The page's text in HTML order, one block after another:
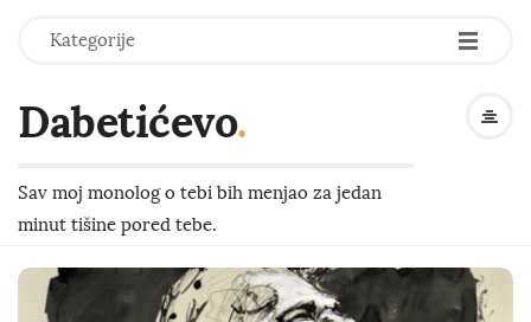
Kategorije -
-
-
Dabetićevo.
Sav moj monolog o tebi bih menjao za jedan
minut tišine pored tebe.